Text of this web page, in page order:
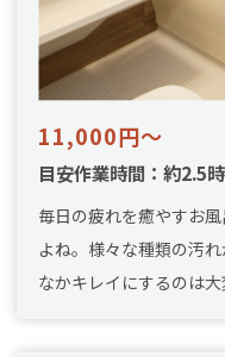
11,000円～
目安作業時間：約2.5
毎日の疲れを癒やすお
よね。様々な種類の汚
なかキレイにするのは大